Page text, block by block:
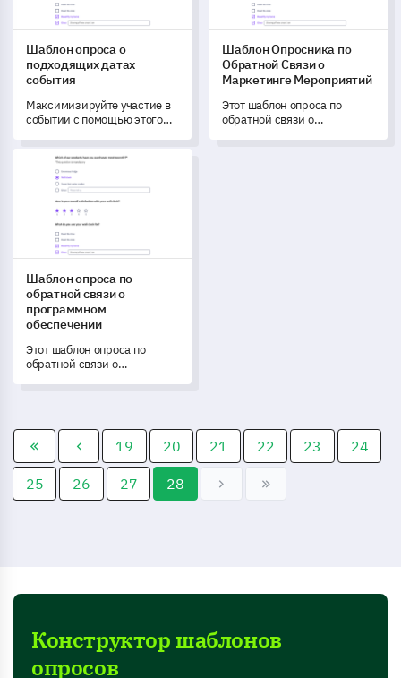
Шаблон опроса о
подходящих датах
события
Максимизируйте участие в
событии с помощью этого
подходящих датах, который
позволяет понять
доступность и предпочтения
участников.
Шаблон Опросника по
Обратной Связи о
Маркетинге Мероприятий
Этот шаблон опроса по
обратной связи о
Шаблон опроса по обратной связи о программном
Шаблон опроса по
обратной связи о
программном
обеспечении
Этот шаблон опроса по
обратной связи о
19 20 21 22 23 24
25 26 27 28
Конструктор шаблонов
опросов